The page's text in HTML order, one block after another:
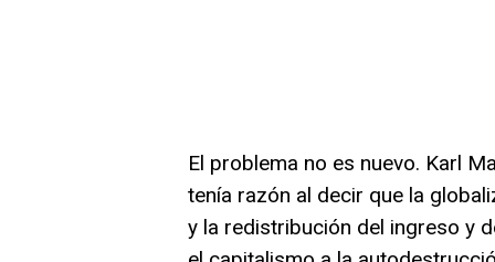
El problema no es nuevo. Karl
tenía razón al decir que la
y la redistribución del ingreso y